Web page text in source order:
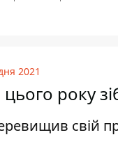
2021
цього року
свій